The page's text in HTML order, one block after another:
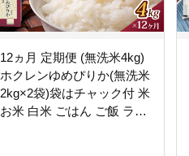
12ヵ月 定期便 (無洗米4kg)
ホクレンゆめぴりか(無洗米
2kg×2袋)袋はチャック付 米
お米 白米 ごはん ご飯 ライ